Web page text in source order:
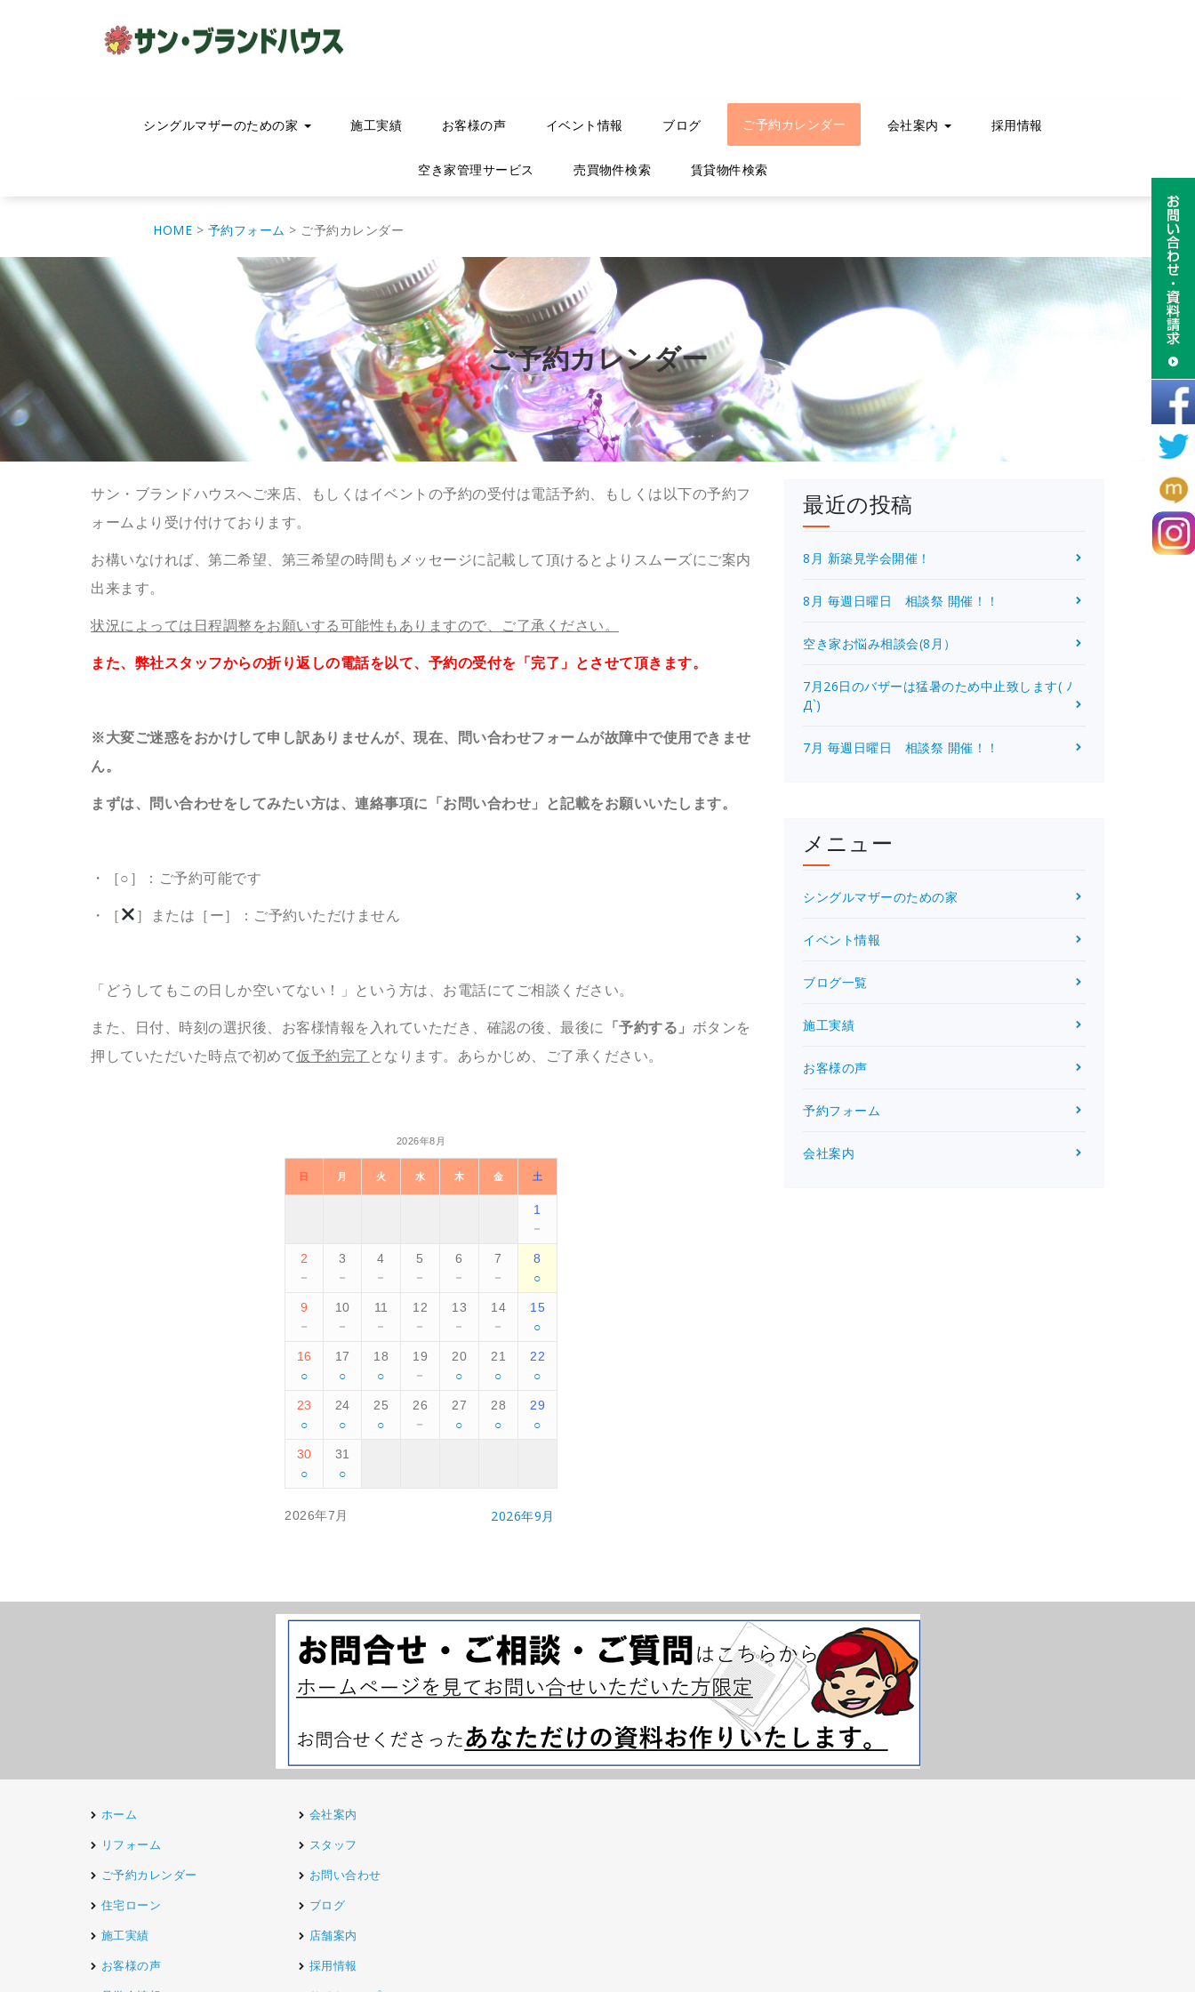
シングルマザーのための家 施工実績 お客様の声 イベント情報 ブログ ご予約カレンダー 会社案内 採用情報
空き家管理サービス 売買物件検索 賃貸物件検索
HOME > 予約フォーム > ご予約カレンダー
ご予約カレンダー
サン・ブランドハウスへご来店、もしくはイベントの予約の受付は電話予約、もしくは以下の予約フ
ォームより受け付けております。
お構いなければ、第二希望、第三希望の時間もメッセージに記載して頂けるとよりスムーズにご案内
出来ます。
状況によっては日程調整をお願いする可能性もありますので、ご了承ください。
また、弊社スタッフからの折り返しの電話を以て、 予約の受付を「完了」とさせて頂きます。
※大変ご迷惑をおかけして申し訳ありませんが、現在、問い合わせフォームが故障中で使用できませ
ん。
まずは、問い合わせをしてみたい方は、連絡事項に「お問い合わせ」と記載をお願いいたします。
・［○］：ご予約可能です
・［
］または［ー］：ご予約いただけません
「どうしてもこの日しか空いてない！」という方は、お電話にてご相談ください。
また、日付、時刻の選択後、お客様情報を入れていただき、確認の後、最後に 「予約する」 ボタンを
押していただいた時点で初めて仮予約完了 となります。あらかじめ、ご了承ください。
2026年8月
日 月 火 水 木 金 土
1
－
2
－
3
－
4
－
5
－
6
－
7
－
8
○
9
－
10
－
11
－
12
－
13
－
14
－
15
○
16
○
17
○
18
○
19
－
20
○
21
○
22
○
23
○
24
○
25
○
26
－
27
○
28
○
29
○
30
○
31
○
2026年7月 2026年9月
最近の投稿
8月 新築見学会開催！
8月 毎週日曜日 相談祭 開催！！
空き家お悩み相談会(8月）
7月26日のバザーは猛暑のため中止致します( ﾉ
Д`)
7月 毎週日曜日 相談祭 開催！！
メニュー
シングルマザーのための家
イベント情報
ブログ一覧
施工実績
お客様の声
予約フォーム
会社案内
ホーム
リフォーム
ご予約カレンダー
住宅ローン
施工実績
お客様の声
会社案内
スタッフ
お問い合わせ
ブログ
店舗案内
採用情報